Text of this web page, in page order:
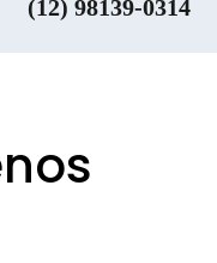
(12) 98139-0314